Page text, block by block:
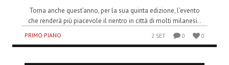
Torna anche quest’anno, per la sua quinta edizione, l’evento
che renderà più piacevole il rientro in città di molti milanesi..
PRIMO PIANO 2 SET 0 0